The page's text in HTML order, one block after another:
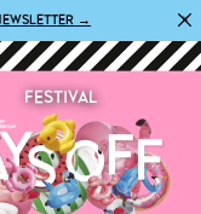
→ ×
FESTIVAL